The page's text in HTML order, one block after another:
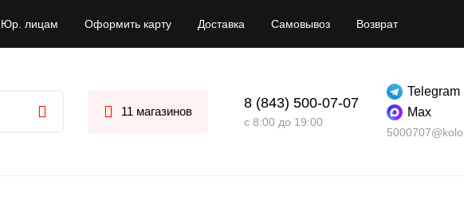
Юр. лицам Оформить карту Доставка Самовывоз Возврат
11 магазинов
8 (843) 500-07-07
с 8:00 до 19:00
Telegram
Max